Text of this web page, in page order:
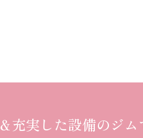
＆充実した設備のジ